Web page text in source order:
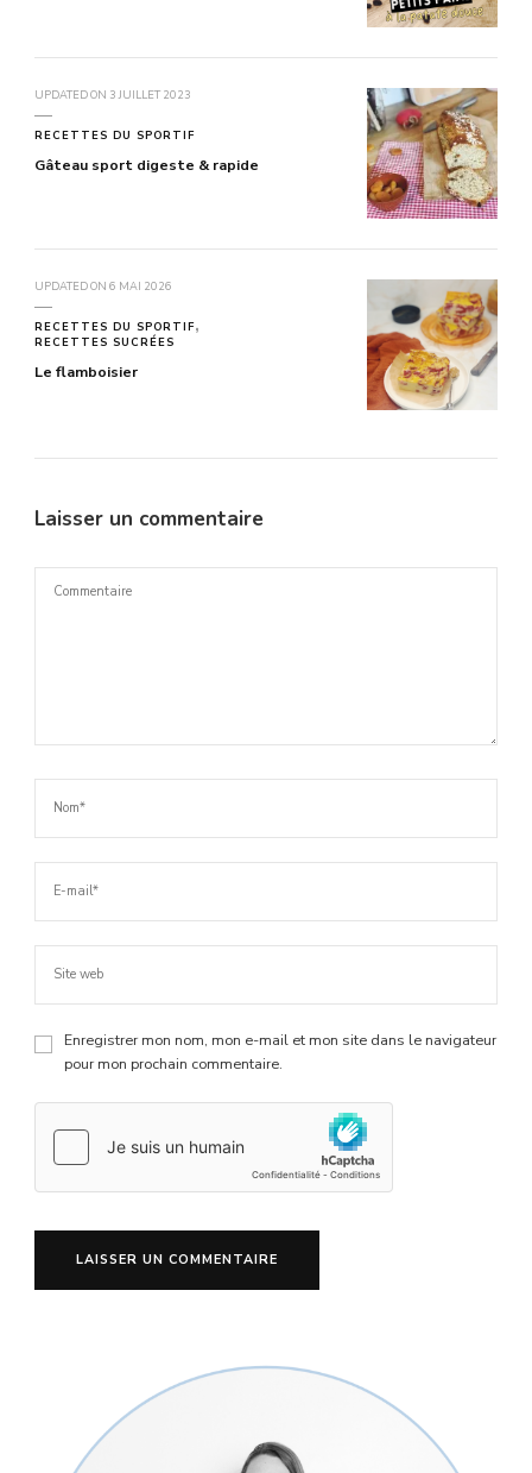
UPDATED ON 3 JUILLET 2023
RECETTES DU SPORTIF
Gâteau sport digeste & rapide
UPDATED ON 6 MAI 2026
RECETTES DU SPORTIF
RECETTES SUCRÉES
Le flamboisier
Laisser un commentaire
Enregistrer mon nom, mon e-mail et mon site dans le navigateur
pour mon prochain commentaire.